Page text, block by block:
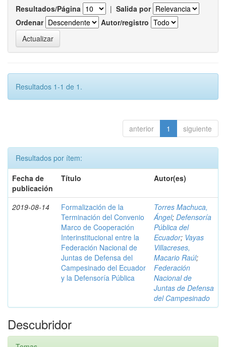
Resultados/Página | Salida por
Ordenar
Autor/registro
Resultados 1-1 de 1.
anterior 1 siguiente
Resultados por ítem:
Fecha de
publicación
Título Autor(es)
2019-08-14
Formalización de la
Terminación del Convenio
Marco de Cooperación
Interinstitucional entre la
Federación Nacional de
Juntas de Defensa del
Campesinado del Ecuador
y la Defensoría Pública
Torres Machuca,
Ángel; Defensoría
Pública del
Ecuador; Vayas
Villacreses,
Macario Raúl;
Federación
Nacional de
Juntas de Defensa
del Campesinado
Descubridor